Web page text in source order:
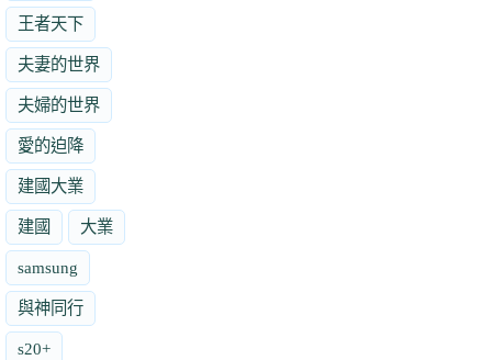
王者天下
夫妻的世界
夫婦的世界
愛的迫降
建國大業
建國 大業
samsung
與神同行
s20+